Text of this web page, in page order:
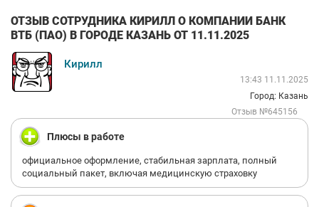
ОТЗЫВ СОТРУДНИКА КИРИЛЛ О КОМПАНИИ БАНК
ВТБ (ПАО) В ГОРОДЕ КАЗАНЬ ОТ 11.11.2025
Кирилл
13:43 11.11.2025
Город: Казань
Отзыв №645156
Плюсы в работе
официальное оформление, стабильная зарплата, полный
социальный пакет, включая медицинскую страховку